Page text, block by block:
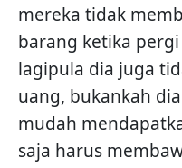
mereka tidak
barang ketika
lagipula dia juga
uang, bukankah
mudah
saja harus